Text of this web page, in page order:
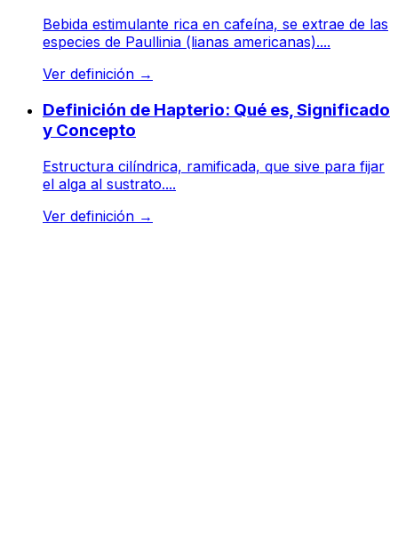
Bebida estimulante rica en cafeína, se extrae de las
especies de Paullinia (lianas americanas)....
Ver definición →
Definición de Hapterio: Qué es, Significado
y Concepto
Estructura cilíndrica, ramificada, que sive para fijar
el alga al sustrato....
Ver definición →